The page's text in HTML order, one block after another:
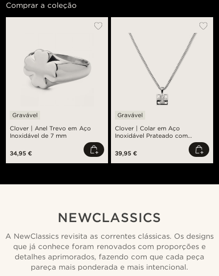
Comprar a coleção
Clover | Anel Trevo em Aço
Inoxidável de 7 mm
Gravável
34,95 €
Clover | Colar em Aço
Inoxidável Prateado com
Pendente de Trevo Pequeno
Gravável
39,95 €
NEWCLASSICS
A NewClassics revisita as correntes clássicas. Os designs
que já conhece foram renovados com proporções e
detalhes aprimorados, fazendo com que cada peça
pareça mais ponderada e mais intencional.